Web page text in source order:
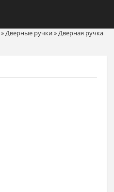
»Дверные ручки»Дверная ручка